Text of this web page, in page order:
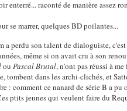
enterré... raconté de manière assez
se marrer, quelques BD poilantes...
a perdu son talent de dialoguiste,
même si on avait cru à son
ou Pascal Brutal, n'ont pas réussi à
tombent dans les archi-clichés, et
: comment ce nanard de série B a
ptits jeunes qui veulent faire du